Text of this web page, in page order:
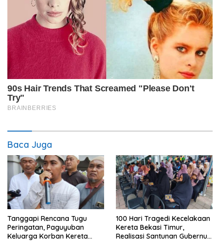
Baca Juga
Tanggapi Rencana Tugu
Peringatan, Paguyuban
Keluarga Korban Kereta
100 Hari Tragedi Kecelakaan
Kereta Bekasi Timur,
Realisasi Santunan Gubernur